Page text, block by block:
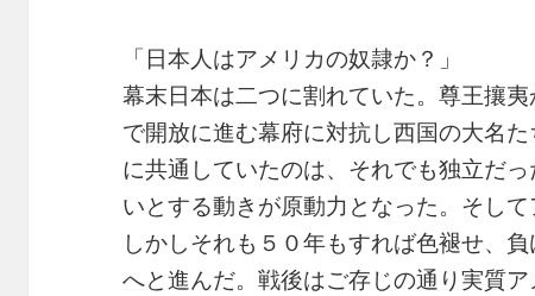
「日本人はアメリカの奴隷か？」
幕末日本は二つに割れていた。尊王攘
で開放に進む幕府に対抗し西国の大名
に共通していたのは、それでも独立だ
いとする動きが原動力となった。そして
しかしそれも５０年もすれば色褪せ、
へと進んだ。戦後はご存じの通り実質